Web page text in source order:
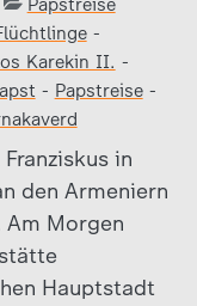
Papstreise
-
Karekin II. -
- Papstreise-
in
den Armeniern
Morgen
Hauptstadt